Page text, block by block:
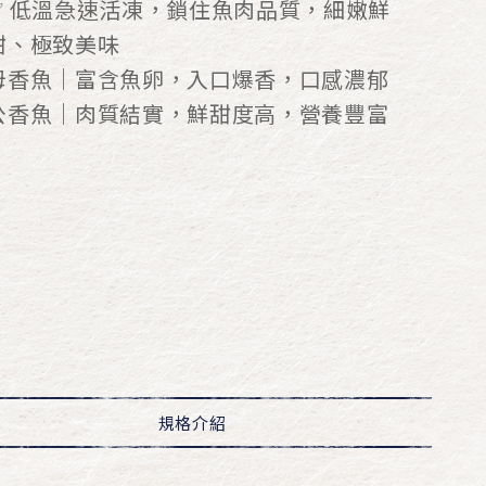
低溫急速活凍，鎖住魚肉品質，細嫩鮮
、極致美味
香魚｜富含魚卵，入口爆香，口感濃郁
香魚｜肉質結實，鮮甜度高，營養豐富
規格介紹